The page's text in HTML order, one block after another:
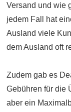
Versand und wie
jedem Fall hat
Ausland viele
dem Ausland oft
Zudem gab es
Gebühren für die
aber ein